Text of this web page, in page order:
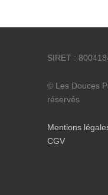
SIRET :
© Les Douces
réservés
Mentions
CGV